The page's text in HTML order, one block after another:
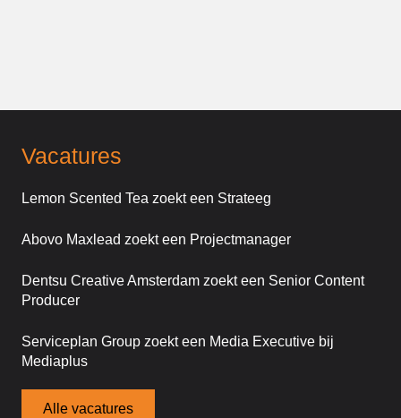
Vacatures
Lemon Scented Tea zoekt een Strateeg
Abovo Maxlead zoekt een Projectmanager
Dentsu Creative Amsterdam zoekt een Senior Content
Producer
Serviceplan Group zoekt een Media Executive bij
Mediaplus
Alle vacatures